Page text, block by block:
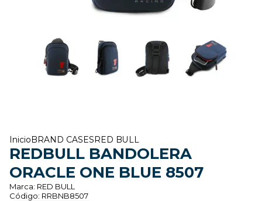
Inicio BRAND CASES RED BULL
REDBULL BANDOLERA
ORACLE ONE BLUE 8507
Marca: RED BULL
Código: RRBNB8507